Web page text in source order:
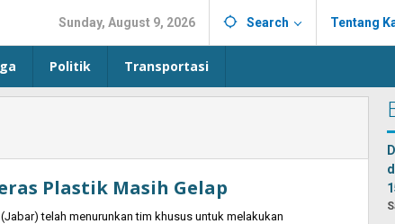
Sunday, August 9, 2026 Search Tentang
Politik Transportasi
Plastik Masih Gelap
telah menurunkan tim khusus untuk melakukan